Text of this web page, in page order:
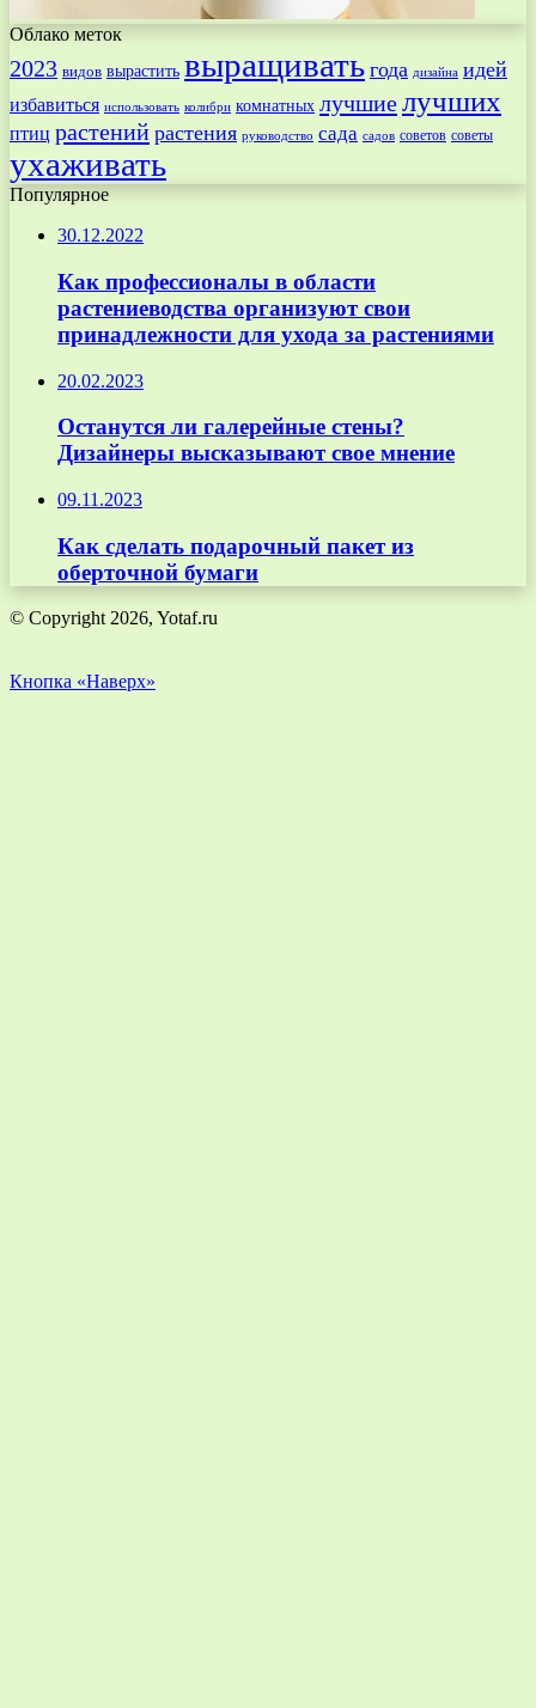
Облако меток
2023 видов вырастить выращивать года дизайна идей
избавиться использовать колибри комнатных лучшиелучших
птиц растений растения руководство сада садов советов советы
ухаживать
Популярное
30.12.2022
Как профессионалы в области
растениеводства организуют свои
принадлежности для ухода за растениями
20.02.2023
Останутся ли галерейные стены?
Дизайнеры высказывают свое мнение
09.11.2023
Как сделать подарочный пакет из
оберточной бумаги
© Copyright 2026, Yotaf.ru
Кнопка «Наверх»